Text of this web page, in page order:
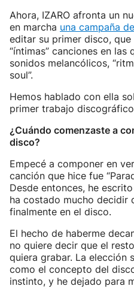
Ahora, IZARO afronta un
en marcha una campaña
editar su primer disco,
“íntimas” canciones en las
sonidos melancólicos,
soul”.
Hemos hablado con ella
primer trabajo
¿Cuándo comenzaste a
disco?
Empecé a componer en
canción que hice fue
Desde entonces, he
ha costado mucho decidir
finalmente en el disco.
El hecho de haberme
no quiere decir que el
quiera grabar. La elección
como el concepto del
instinto, y he dejado para